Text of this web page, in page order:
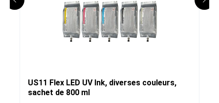
US11 Flex LED UV Ink, diverses couleurs,
sachet de 800 ml